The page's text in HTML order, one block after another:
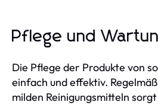
Pflege und
Die Pflege der Produkte von
einfach und effektiv.
milden Reinigungsmitteln